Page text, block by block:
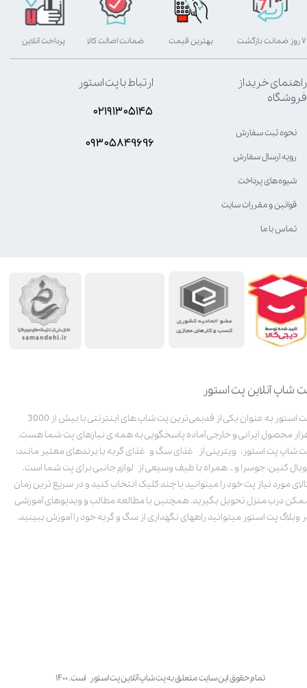
شاپ آنلاین پت استور
پت استور به عنوان یکی از قدیمی‌ترین پت شاپ های اینترنتی با بیش از 3000
محصول ایرانی و خارجی آماده پاسخگویی به همه ی نیازهای پت شما هست.
شاپ پت استور، ویترینی از غذای سگ و غذای گربه با برندهای معتبر مانند:
کنین، جوسرا و .. همراه با طیف وسیعی از لوازم جانبی برای پت شما است.
مورد نیاز پت خود را میتوانید با چند کلیک انتخاب کنید و در سریع ترین زمان
درب منزل تحویل بگیرید. همچنین با مطالعه مطالب و ویدیوهای آموزشی
وبلاگ پت استور میتوانید راههای نگهداری از سگ و گربه خود را آموزش ببینید.
تمام حقوق این سایت متعلق به پت شاپ آنلاین پت استور است. ۱۴۰۰
بهترین قیمت پرداخت آنلاین ۷ روز ضمانت بازگشت ضمانت اصالت کالا
راهنمای خرید از
فروشگاه
نحوه ثبت سفارش
رویه ارسال سفارش
شیوه‌های پرداخت
قوانین و مقررات سایت
تماس با ما
ارتباط با پت استور
۰۲۱۹۱۳۰۵۱۴۵
۰۹۳۰۵8۴9696